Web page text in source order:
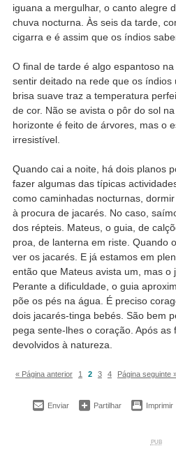
iguana a mergulhar, o canto alegre
chuva nocturna. Às seis da tarde,
cigarra e é assim que os índios
O final de tarde é algo espantoso
sentir deitado na rede que os índios
brisa suave traz a temperatura
de cor. Não se avista o pôr do sol
horizonte é feito de árvores, mas o
irresistível.
Quando cai a noite, há dois planos
fazer algumas das típicas
como caminhadas nocturnas,
à procura de jacarés. No caso,
dos répteis. Mateus, o guia, de
proa, de lanterna em riste. Quando
ver os jacarés. E já estamos em
então que Mateus avista um, mas o
Perante a dificuldade, o guia
põe os pés na água. É preciso
dois jacarés-tinga bebés. São bem
pega sente-lhes o coração. Após as
devolvidos à natureza.
« Página anterior 1 2 3 4 Página seguinte
Enviar Partilhar Imprimir
PUB